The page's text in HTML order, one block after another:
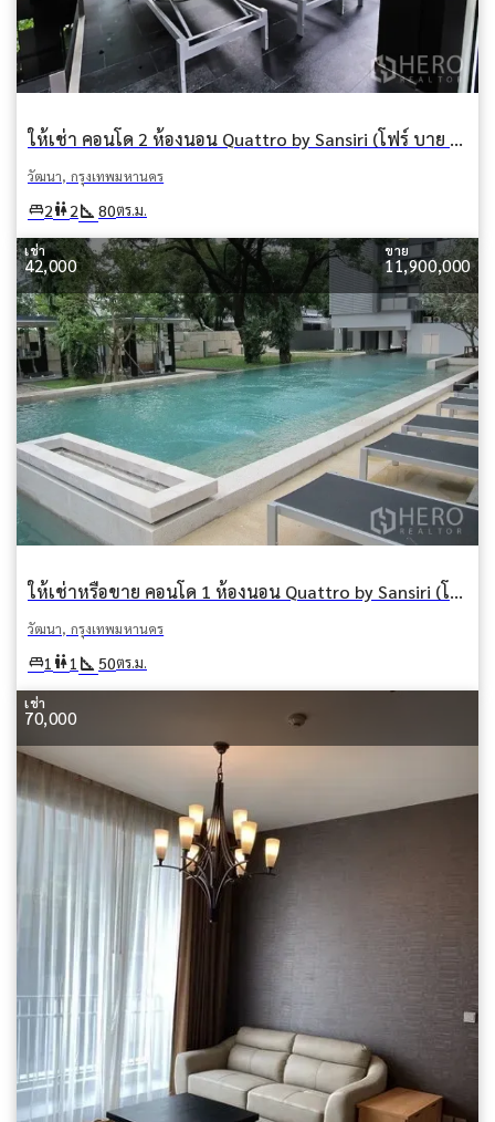
ให้เช่า คอนโด 2 ห้องนอน Quattro by Sansiri (โฟร์ บาย ซันซิริ) คลองตันเหนือ วัฒนา กรุงเทพมหานคร
วัฒนา, กรุงเทพมหานคร
king_bed2wc2square_foot 80ตร.ม.
เช่า
42,000
ขาย
11,900,000
ให้เช่าหรือขาย คอนโด 1 ห้องนอน Quattro by Sansiri (โฟร์ บาย ซันซิริ) คลองตันเหนือ วัฒนา กรุงเทพมหานคร
วัฒนา, กรุงเทพมหานคร
king_bed1 wc1 square_foot 50ตร.ม.
เช่า
70,000